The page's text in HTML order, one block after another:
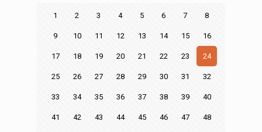
1 2 3 4 5 6 7 8
9 10 11 12 13 14 15 16
17 18 19 20 21 22 23 24
25 26 27 28 29 30 31 32
33 34 35 36 37 38 39 40
41 42 43 44 45 46 47 48